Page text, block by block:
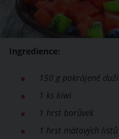
Ingredience:
150 g pokrájené
1 ks kiwi
1 hrst borůvek
1 hrst mátových listů